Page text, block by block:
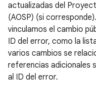
actualizadas del
(AOSP) (si
vinculamos el cambio
ID del error, como la
varios cambios se
referencias adicionales
al ID del error.